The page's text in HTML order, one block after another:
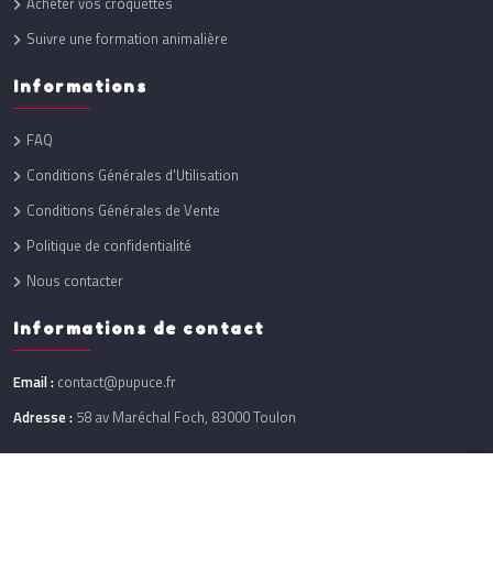
Suivre une formation animalière
Informations
FAQ
Conditions Générales d'Utilisation
Conditions Générales de Vente
Politique de confidentialité
Nous contacter
Informations de contact
Email : contact@pupuce.fr
Adresse : 58 av Maréchal Foch, 83000 Toulon